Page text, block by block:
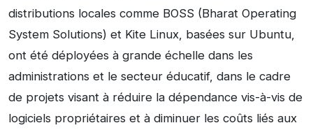
distributions locales comme BOSS (Bharat Operating
System Solutions) et Kite Linux, basées sur Ubuntu,
ont été déployées à grande échelle dans les
administrations et le secteur éducatif, dans le cadre
de projets visant à réduire la dépendance vis-à-vis de
logiciels propriétaires et à diminuer les coûts liés aux